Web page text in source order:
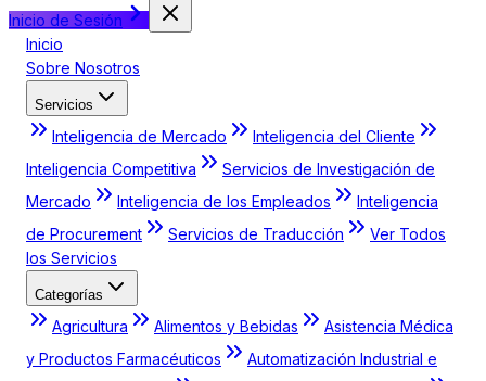
Inicio de Sesión
Inicio
Sobre Nosotros
Servicios
Inteligencia de Mercado
Inteligencia del Cliente
Inteligencia Competitiva
Servicios de Investigación de
Mercado
Inteligencia de los Empleados
Inteligencia
de Procurement
Servicios de Traducción
Ver Todos
los Servicios
Categorías
Agricultura Alimentos y Bebidas
Asistencia Médica
y Productos Farmacéuticos
Automatización Industrial e